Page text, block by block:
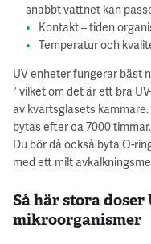
snabbt vattnet kan
Kontakt – tiden
Temperatur och
UV enheter fungerar bäst
° vilket om det är ett bra
av kvartsglasets
bytas efter ca 7000
Du bör då också byta O-
med ett milt
Så här stora doser
mikroorganismer